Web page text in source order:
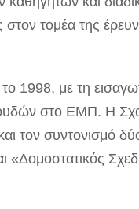
στον τομέα της
1998, με τη
στο ΕΜΠ. Η
τον συντονισμό
«Δομοστατικός